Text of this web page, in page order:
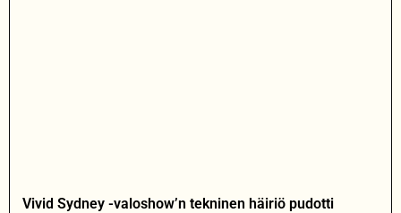
Vivid Sydney -valoshow’n tekninen häiriö pudotti